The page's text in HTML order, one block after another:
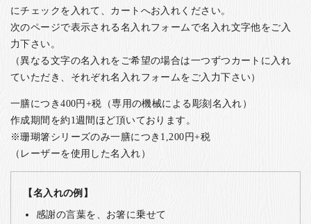
にチェックを入れて、カートへお入れください。
次のページで表示される名入れフォームで名入れ文字他をご入
力下さい。
（異なる文字の名入れをご希望の場合は一つずつカートに入れ
ていただき、それぞれ名入れフォームをご入力下さい）
一膳につき400円+税（専用の機械による彫刻名入れ）
作成期間を約1週間ほど頂いております。
※珊瑚箸シリーズのみ一膳につき1,200円+税
（レーザーを使用した名入れ）
【名入れの例】
感謝の言葉を、お箸に乗せて